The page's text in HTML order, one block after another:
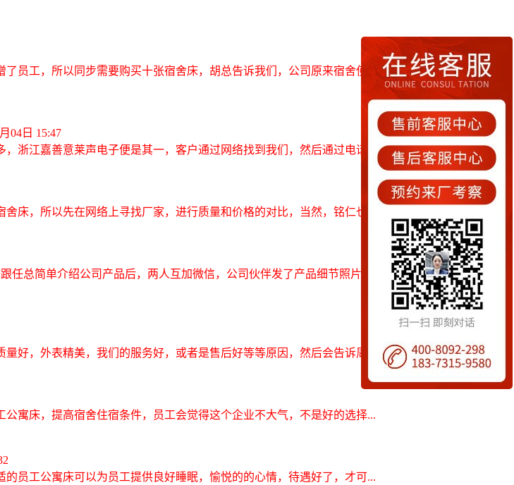
员工，所以同步需要购买十张宿舍床，胡总告诉我们，公司原来宿舍使用的是螺丝床，员工反映
04日 15:47
，浙江嘉善意莱声电子便是其一，客户通过网络找到我们，然后通过电话...
床，所以先在网络上寻找厂家，进行质量和价格的对比，当然，铭仁也是其中一家。
总简单介绍公司产品后，两人互加微信，公司伙伴发了产品细节照片以及公司生产视频给到任
好，外表精美，我们的服务好，或者是售后好等等原因，然后会告诉周...
公寓床，提高宿舍住宿条件，员工会觉得这个企业不大气，不是好的选择...
的员工公寓床可以为员工提供良好睡眠，愉悦的的心情，待遇好了，才可...